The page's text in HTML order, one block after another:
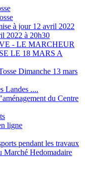
à jour 12 avril 2022
2022 à 20h30
- LE MARCHEUR
LE 18 MARS A
Dimanche 13 mars
Landes ....
du Centre
ligne
pendant les travaux
Marché Hedomadaire